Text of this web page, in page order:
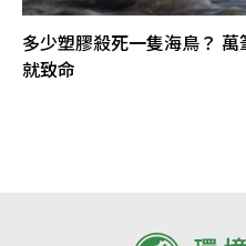
多少塑膠殺死一隻海鳥？
就致命